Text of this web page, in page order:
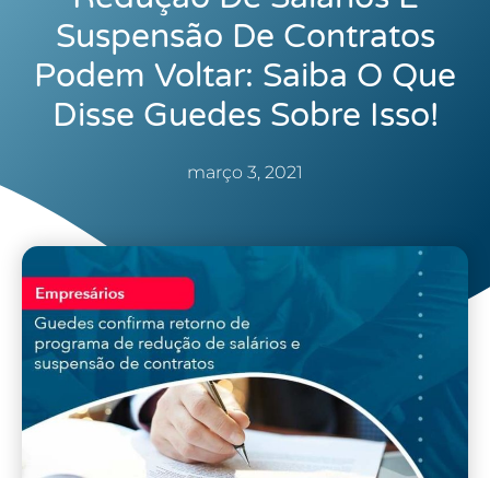
Suspensão De Contratos
Podem Voltar: Saiba O Que
Disse Guedes Sobre Isso!
março 3, 2021